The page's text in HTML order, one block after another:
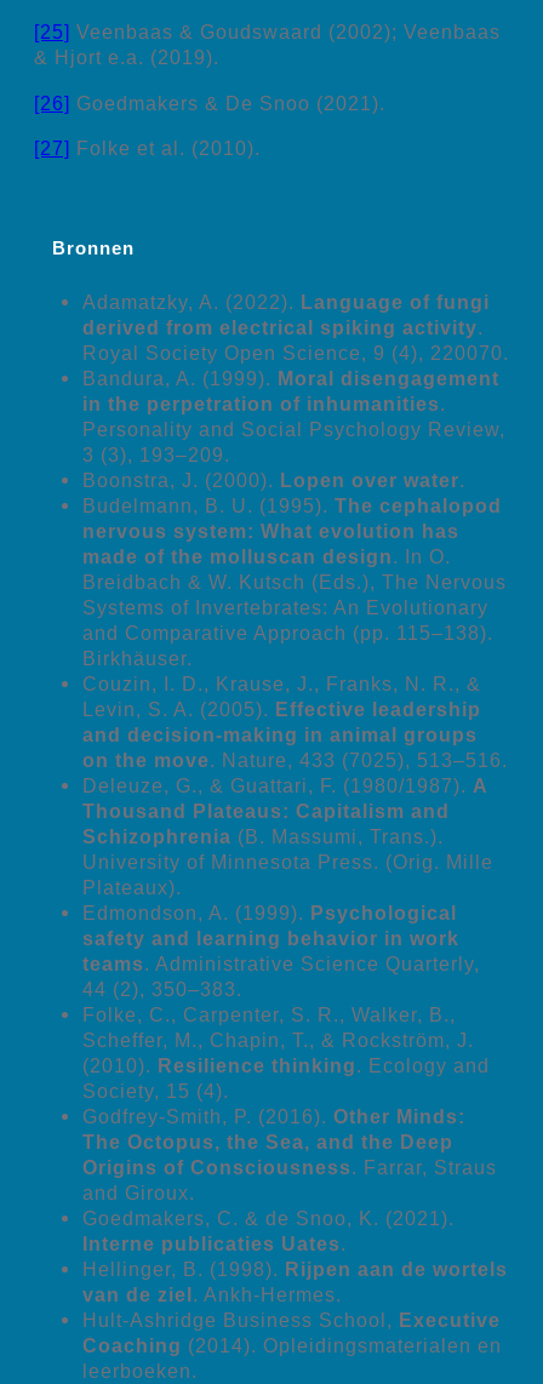
[25] Veenbaas & Goudswaard (2002); Veenbaas
& Hjort e.a. (2019).
[26] Goedmakers & De Snoo (2021).
[27] Folke et al. (2010).
Bronnen
Adamatzky, A. (2022). Language of fungi
derived from electrical spiking activity.
Royal Society Open Science, 9 (4), 220070.
Bandura, A. (1999). Moral disengagement
in the perpetration of inhumanities.
Personality and Social Psychology Review,
3 (3), 193–209.
Boonstra, J. (2000). Lopen over water.
Budelmann, B. U. (1995). The cephalopod
nervous system: What evolution has
made of the molluscan design. In O.
Breidbach & W. Kutsch (Eds.), The Nervous
Systems of Invertebrates: An Evolutionary
and Comparative Approach (pp. 115–138).
Birkhäuser.
Couzin, I. D., Krause, J., Franks, N. R., &
Levin, S. A. (2005). Effective leadership
and decision-making in animal groups
on the move. Nature, 433 (7025), 513–516.
Deleuze, G., & Guattari, F. (1980/1987). A
Thousand Plateaus: Capitalism and
Schizophrenia (B. Massumi, Trans.).
University of Minnesota Press. (Orig. Mille
Plateaux).
Edmondson, A. (1999). Psychological
safety and learning behavior in work
teams. Administrative Science Quarterly,
44 (2), 350–383.
Folke, C., Carpenter, S. R., Walker, B.,
Scheffer, M., Chapin, T., & Rockström, J.
(2010). Resilience thinking. Ecology and
Society, 15 (4).
Godfrey-Smith, P. (2016). Other Minds:
The Octopus, the Sea, and the Deep
Origins of Consciousness. Farrar, Straus
and Giroux.
Goedmakers, C. & de Snoo, K. (2021).
Interne publicaties Uates.
Hellinger, B. (1998). Rijpen aan de wortels
van de ziel . Ankh-Hermes.
Hult-Ashridge Business School, Executive
Coaching (2014). Opleidingsmaterialen en
leerboeken.